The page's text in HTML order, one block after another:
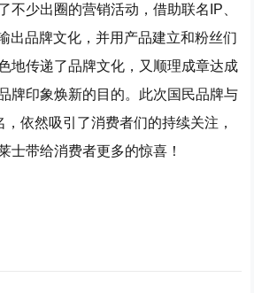
不少出圈的营销活动，借助联名IP、
出品牌文化，并用产品建立和粉丝们
地传递了品牌文化，又顺理成章达成
牌印象焕新的目的。此次国民品牌与
，依然吸引了消费者们的持续关注，
士带给消费者更多的惊喜！